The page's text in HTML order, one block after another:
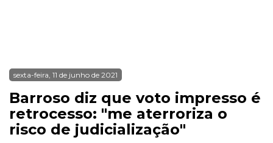
sexta-feira, 11 de junho de 2021
Barroso diz que voto impresso é
retrocesso: "me aterroriza o
risco de judicialização"